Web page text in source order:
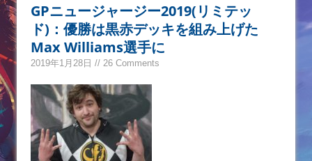
GPニュージャージー2019(リミテッ
ド)：優勝は黒赤デッキを組み上げた
Max Williams選手に
2019年1月28日 // 26 Comments